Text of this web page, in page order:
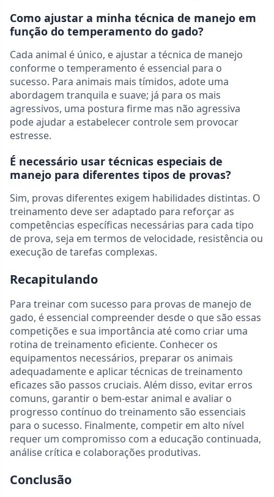
Como ajustar a minha técnica de manejo em
função do temperamento do gado?
Cada animal é único, e ajustar a técnica de manejo
conforme o temperamento é essencial para o
sucesso. Para animais mais tímidos, adote uma
abordagem tranquila e suave; já para os mais
agressivos, uma postura firme mas não agressiva
pode ajudar a estabelecer controle sem provocar
estresse.
É necessário usar técnicas especiais de
manejo para diferentes tipos de provas?
Sim, provas diferentes exigem habilidades distintas. O
treinamento deve ser adaptado para reforçar as
competências específicas necessárias para cada tipo
de prova, seja em termos de velocidade, resistência ou
execução de tarefas complexas.
Recapitulando
Para treinar com sucesso para provas de manejo de
gado, é essencial compreender desde o que são essas
competições e sua importância até como criar uma
rotina de treinamento eficiente. Conhecer os
equipamentos necessários, preparar os animais
adequadamente e aplicar técnicas de treinamento
eficazes são passos cruciais. Além disso, evitar erros
comuns, garantir o bem-estar animal e avaliar o
progresso contínuo do treinamento são essenciais
para o sucesso. Finalmente, competir em alto nível
requer um compromisso com a educação continuada,
análise crítica e colaborações produtivas.
Conclusão